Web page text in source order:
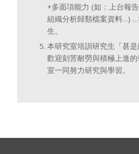
+多面項能力 (如：上台報
組織分析歸類檔案資料…)
生。
本研究室培訓研究生「甚
歡迎刻苦耐勞與積極上進
室一同努力研究與學習。